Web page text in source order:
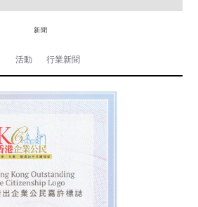
新聞
活動 行業新聞